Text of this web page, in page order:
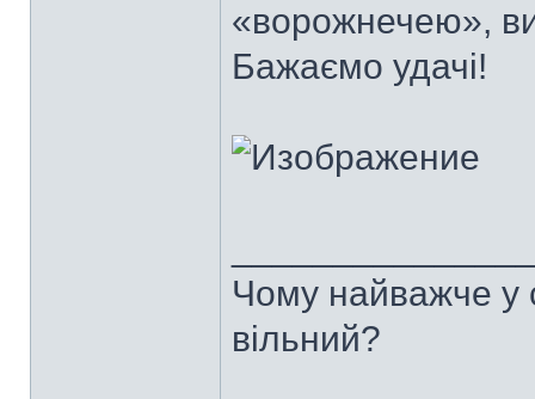
«ворожнечею»,
Бажаємо удачі!
Чому найважче у
вільний?